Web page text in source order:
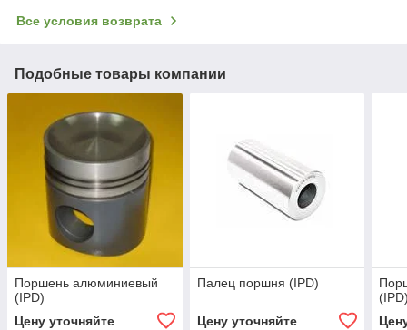
Все условия возврата
Подобные товары компании
Поршень алюминиевый
(IPD)
Цену уточняйте
Палец поршня (IPD)
Цену уточняйте